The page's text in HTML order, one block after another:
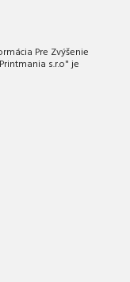
Pre Zvýšenie
s.r.o" je